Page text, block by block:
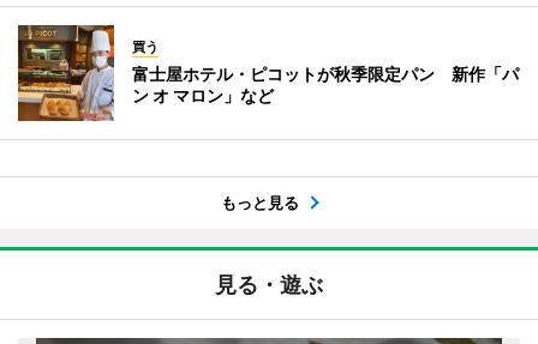
買う
富士屋ホテル・ピコットが秋季限定パン 新作「パ
ン オ マロン」など
もっと見る
見る・遊ぶ